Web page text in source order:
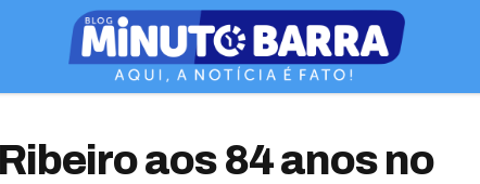
aos 84 anos no